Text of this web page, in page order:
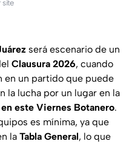
site
será escenario de un
Clausura 2026, cuando
en un partido que puede
la lucha por un lugar en la
este Viernes Botanero.
es mínima, ya que
la Tabla General, lo que